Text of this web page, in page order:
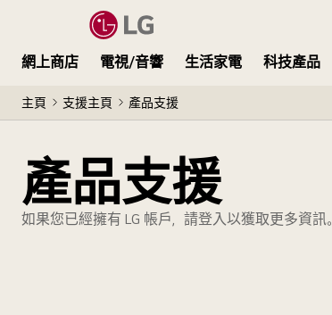
網上商店 電視/音響 生活家電 科技產品
主頁 支援主頁 產品支援
產品支援
如果您已經擁有 LG 帳戶，請登入以獲取更多資訊。